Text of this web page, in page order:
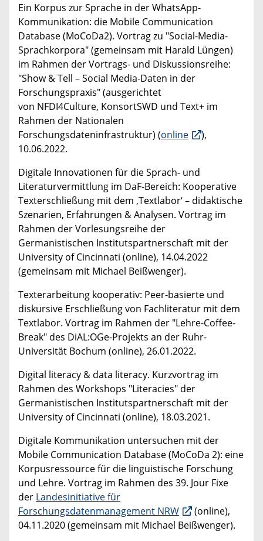
Ein Korpus zur Sprache in der WhatsApp-
Kommunikation: die Mobile Communication
Database (MoCoDa2). Vortrag zu "Social-Media-
Sprachkorpora" (gemeinsam mit Harald Lüngen)
im Rahmen der Vortrags- und Diskussionsreihe:
"Show & Tell – Social Media-Daten in der
Forschungspraxis" (ausgerichtet
von NFDI4Culture, KonsortSWD und Text+ im
Rahmen der Nationalen
Forschungsdateninfrastruktur) (online
),
10.06.2022.
Digitale Innovationen für die Sprach- und
Literaturvermittlung im DaF-Bereich: Kooperative
Texterschließung mit dem ‚Textlabor‘ – didaktische
Szenarien, Erfahrungen & Analysen. Vortrag im
Rahmen der Vorlesungsreihe der
Germanistischen Institutspartnerschaft mit der
University of Cincinnati (online), 14.04.2022
(gemeinsam mit Michael Beißwenger).
Texterarbeitung kooperativ: Peer-basierte und
diskursive Erschließung von Fachliteratur mit dem
Textlabor. Vortrag im Rahmen der "Lehre-Coffee-
Break" des DiAL:OGe-Projekts an der Ruhr-
Universität Bochum (online), 26.01.2022.
Digital literacy & data literacy. Kurzvortrag im
Rahmen des Workshops "Literacies" der
Germanistischen Institutspartnerschaft mit der
University of Cincinnati (online), 18.03.2021.
Digitale Kommunikation untersuchen mit der
Mobile Communication Database (MoCoDa 2): eine
Korpusressource für die linguistische Forschung
und Lehre. Vortrag im Rahmen des 39. Jour Fixe
der Landesinitiative für
Forschungsdatenmanagement NRW
(online),
04.11.2020 (gemeinsam mit Michael Beißwenger).